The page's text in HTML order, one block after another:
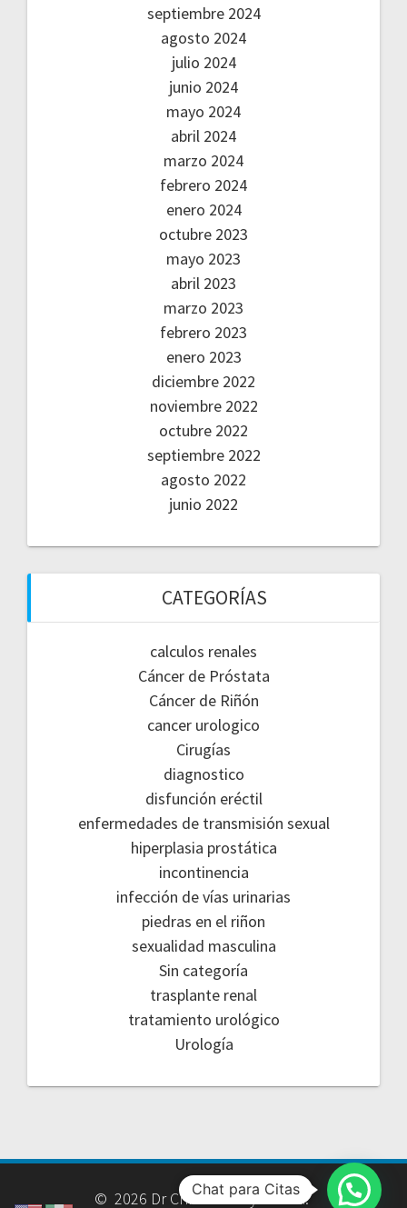
septiembre 2024
agosto 2024
julio 2024
junio 2024
mayo 2024
abril 2024
marzo 2024
febrero 2024
enero 2024
octubre 2023
mayo 2023
abril 2023
marzo 2023
febrero 2023
enero 2023
diciembre 2022
noviembre 2022
octubre 2022
septiembre 2022
agosto 2022
junio 2022
CATEGORÍAS
calculos renales
Cáncer de Próstata
Cáncer de Riñón
cancer urologico
Cirugías
diagnostico
disfunción eréctil
enfermedades de transmisión sexual
hiperplasia prostática
incontinencia
infección de vías urinarias
piedras en el riñon
sexualidad masculina
Sin categoría
trasplante renal
tratamiento urológico
Urología
© 2026 Dr Christian Reyes Vela.
Chat para Citas